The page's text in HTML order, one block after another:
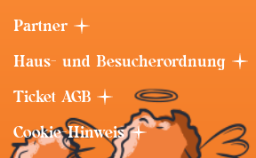
Partner
Haus- und Besucherordnung
Ticket AGB
Cookie-Hinweis